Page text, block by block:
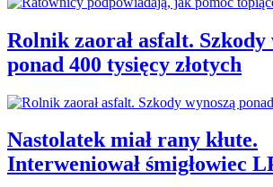
Rolnik zaorał asfalt. Szkody
ponad 400 tysięcy złotych
Nastolatek miał rany kłute.
Interweniował śmigłowiec